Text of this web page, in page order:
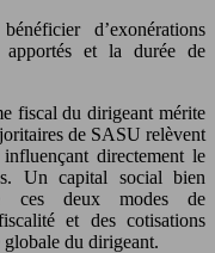
d’exonérations
apportés et la durée de
fiscal du dirigeant mérite
de SASU relèvent
directement le
Un capital social bien
ces deux modes de
et des cotisations
du dirigeant.